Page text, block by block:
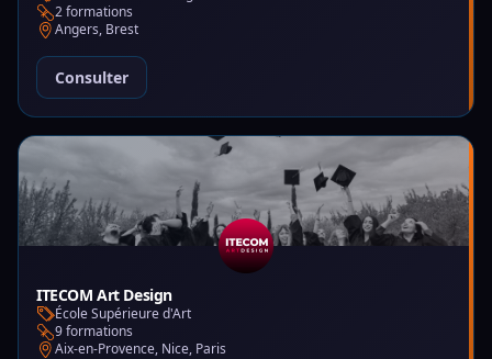
2 formations
Angers, Brest
Consulter
ITECOM Art Design
École Supérieure d'Art
9 formations
Aix-en-Provence, Nice, Paris